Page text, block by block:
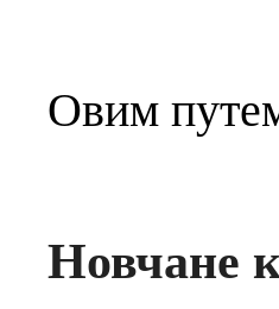
Овим
Новчане